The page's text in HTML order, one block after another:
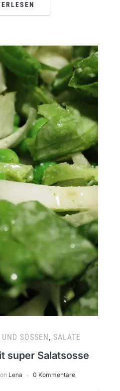
SOSSEN, SALATE
super Salatsosse
Lena 0 Kommentare